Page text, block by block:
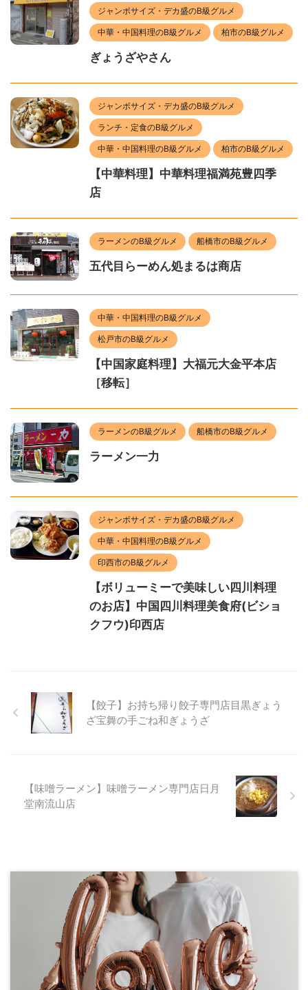
ジャンボサイズ・デカ盛のB級グルメ
中華・中国料理のB級グルメ 柏市のB級グルメ
ぎょうざやさん
ジャンボサイズ・デカ盛のB級グルメ
ランチ・定食のB級グルメ
中華・中国料理のB級グルメ 柏市のB級グルメ
【中華料理】中華料理福満苑豊四季
店
ラーメンのB級グルメ 船橋市のB級グルメ
五代目らーめん処まるは商店
中華・中国料理のB級グルメ
松戸市のB級グルメ
【中国家庭料理】大福元大金平本店
［移転］
ラーメンのB級グルメ 船橋市のB級グルメ
ラーメン一力
ジャンボサイズ・デカ盛のB級グルメ
中華・中国料理のB級グルメ
印西市のB級グルメ
【ボリューミーで美味しい四川料理
のお店】中国四川料理美食府(ビショ
クフウ)印西店
【餃子】お持ち帰り餃子専門店目黒ぎょう
ざ宝舞の手ごね和ぎょうざ
【味噌ラーメン】味噌ラーメン専門店日月
堂南流山店